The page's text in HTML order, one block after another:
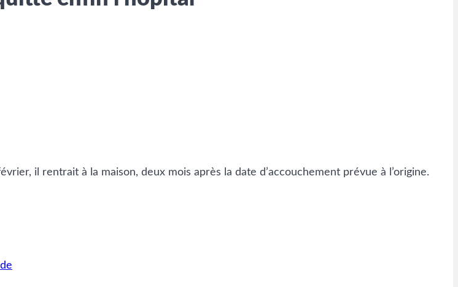
il rentrait à la maison, deux mois après la date d’accouchement prévue à l’origine.